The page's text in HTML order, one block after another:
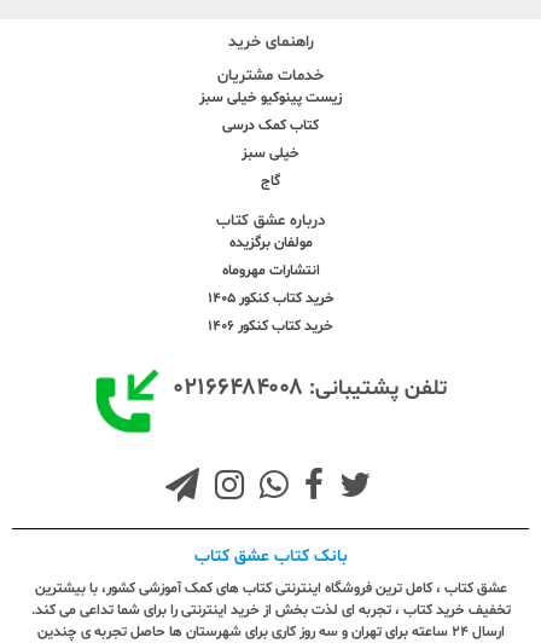
راهنمای خرید
خدمات مشتریان
زیست پینوکیو خیلی سبز
کتاب کمک درسی
خیلی سبز
گاج
درباره عشق کتاب
مولفان برگزیده
انتشارات مهروماه
خرید کتاب کنکور 1405
خرید کتاب کنکور 1406
تلفن پشتیبانی: ۰۲۱۶۶۴۸۴۰۰۸
بانک کتاب عشق کتاب
عشق کتاب ، کامل ترین فروشگاه اینترنتی کتاب های کمک آموزشی کشور، با بیشترین
تخفیف خرید کتاب ، تجربه ای لذت بخش از خرید اینترنتی را برای شما تداعی می کند.
ارسال ٢٤ ساعته برای تهران و سه روز کاری برای شهرستان ها حاصل تجربه ی چندین